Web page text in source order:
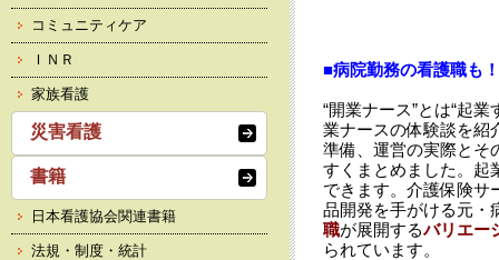
■病院勤務の看護職も！
“開業ナース”とは“起
業ナースの体験談を紹
準備、運営の実際とそ
すくまとめました。起
できます。介護保険サ
品開発を手がける元・
職が展開するバリエー
られています。
コミュニティケア
ＩＮＲ
家族看護
災害看護
書籍
日本看護協会関連書籍
法規・制度・統計